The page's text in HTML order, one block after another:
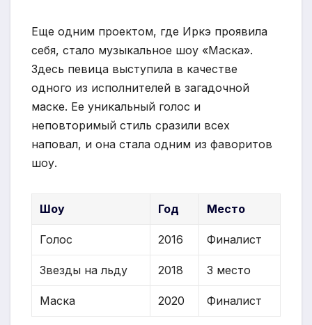
Еще одним проектом, где Иркэ проявила
себя, стало музыкальное шоу «Маска».
Здесь певица выступила в качестве
одного из исполнителей в загадочной
маске. Ее уникальный голос и
неповторимый стиль сразили всех
наповал, и она стала одним из фаворитов
шоу.
Шоу Год Место
Голос 2016 Финалист
Звезды на льду 2018 3 место
Маска 2020 Финалист